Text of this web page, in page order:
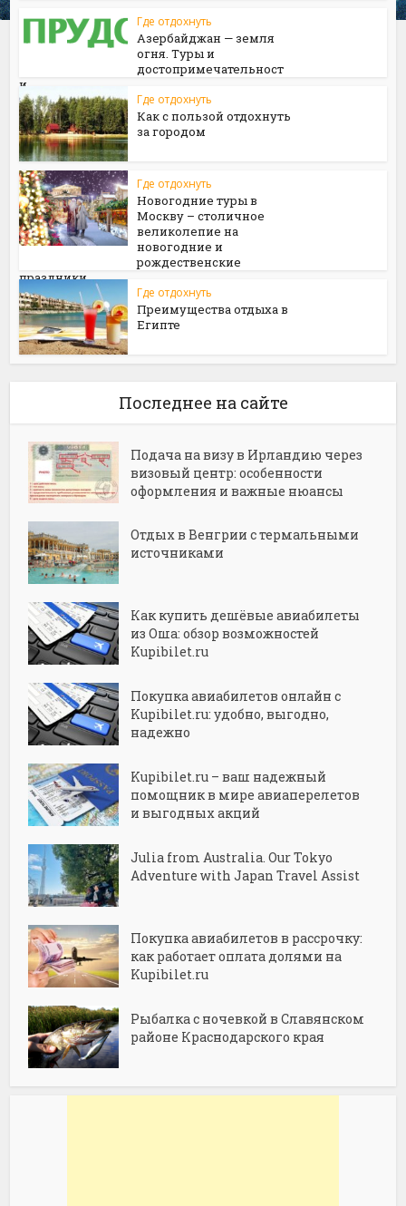
Где отдохнуть
Азербайджан — земля
огня. Туры и
достопримечательност
и
Где отдохнуть
Как с пользой отдохнуть
за городом
Где отдохнуть
Новогодние туры в
Москву – столичное
великолепие на
новогодние и
рождественские
праздники
Где отдохнуть
Преимущества отдыха в
Египте
Последнее на сайте
Подача на визу в Ирландию через
визовый центр: особенности
оформления и важные нюансы
Отдых в Венгрии с термальными
источниками
Как купить дешёвые авиабилеты
из Оша: обзор возможностей
Kupibilet.ru
Покупка авиабилетов онлайн с
Kupibilet.ru: удобно, выгодно,
надежно
Kupibilet.ru – ваш надежный
помощник в мире авиаперелетов
и выгодных акций
Julia from Australia. Our Tokyo
Adventure with Japan Travel Assist
Покупка авиабилетов в рассрочку:
как работает оплата долями на
Kupibilet.ru
Рыбалка с ночевкой в Славянском
районе Краснодарского края